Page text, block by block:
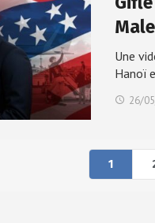
Une
Hanoï
26/
1